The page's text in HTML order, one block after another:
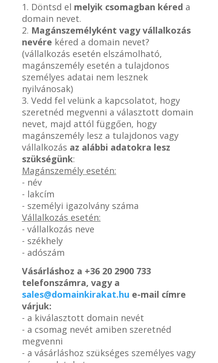
1. Döntsd el melyik csomagban kéred a
domain nevet.
2. Magánszemélyként vagy vállalkozás
nevére kéred a domain nevet?
(vállalkozás esetén elszámolható,
magánszemély esetén a tulajdonos
személyes adatai nem lesznek
nyilvánosak)
3. Vedd fel velünk a kapcsolatot, hogy
szeretnéd megvenni a választott domain
nevet, majd attól függően, hogy
magánszemély lesz a tulajdonos vagy
vállalkozás az alábbi adatokra lesz
szükségünk:
Magánszemély esetén:
- név
- lakcím
- személyi igazolvány száma
Vállalkozás esetén:
- vállalkozás neve
- székhely
- adószám
Vásárláshoz a +36 20 2900 733
telefonszámra, vagy a
sales@domainkirakat.hu e-mail címre
várjuk:
- a kiválasztott domain nevét
- a csomag nevét amiben szeretnéd
megvenni
- a vásárláshoz szükséges személyes vagy